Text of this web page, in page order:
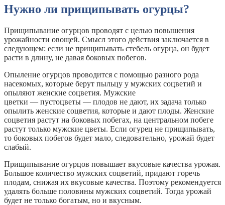
Нужно ли прищипывать огурцы?
Прищипывание огурцов проводят с целью повышения
урожайности овощей. Смысл этого действия заключается в
следующем: если не прищипывать стебель огурца, он будет
расти в длину, не давая боковых побегов.
Опыление огурцов проводится с помощью разного рода
насекомых, которые берут пыльцу у мужских соцветий и
опыляют женские соцветия. Мужские
цветки — пустоцветы — плодов не дают, их задача только
опылить женские соцветия, которые и дают плоды. Женские
соцветия растут на боковых побегах, на центральном побеге
растут только мужские цветы. Если огурец не прищипывать,
то боковых побегов будет мало, следовательно, урожай будет
слабый.
Прищипывание огурцов повышает вкусовые качества урожая.
Большое количество мужских соцветий, придают горечь
плодам, снижая их вкусовые качества. Поэтому рекомендуется
удалять больше половины мужских соцветий. Тогда урожай
будет не только богатым, но и вкусным.